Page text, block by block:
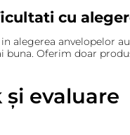
cu
alegerea anvelopelor
buna. Oferim doar
și evaluare